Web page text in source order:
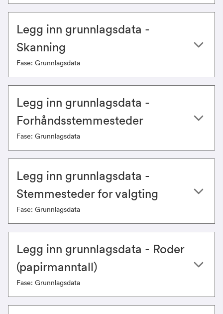
Legg inn grunnlagsdata -
Skanning
Fase: Grunnlagsdata
Legg inn grunnlagsdata -
Forhåndsstemmesteder
Fase: Grunnlagsdata
Legg inn grunnlagsdata -
Stemmesteder for valgting
Fase: Grunnlagsdata
​​​Legg inn grunnlagsdata - Roder
(papirmanntall)
Fase: Grunnlagsdata